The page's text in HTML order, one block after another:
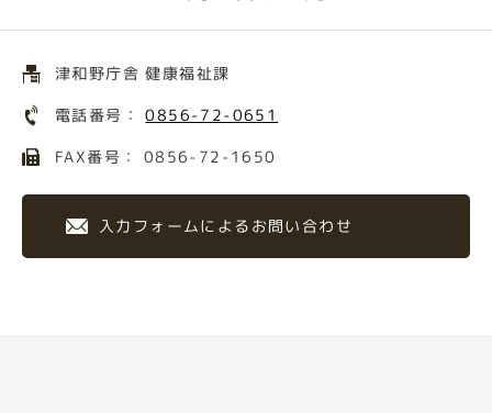
津和野庁舎 健康福祉課
電話番号：0856-72-0651
FAX番号： 0856-72-1650
入力フォームによるお問い合わせ